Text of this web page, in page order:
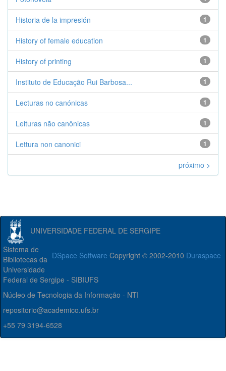
1
Historia de la impresión
1
History of female education
1
History of printing
1
Instituto de Educação Rui Barbosa...
1
Lecturas no canónicas
1
Leituras não canônicas
1
Lettura non canonici
próximo >
UNIVERSIDADE FEDERAL DE SERGIPE
DSpace Software Copyright © 2002-2010 Duraspace
Sistema de
Bibliotecas da
Universidade
Federal de Sergipe - SIBIUFS
Núcleo de Tecnologia da Informação - NTI
repositorio@academico.ufs.br
+55 79 3194-6528